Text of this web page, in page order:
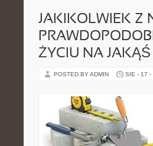
JAKIKOLWIEK Z
ŻYCIU NA
POSTED BY ADMIN SIE - 17 -